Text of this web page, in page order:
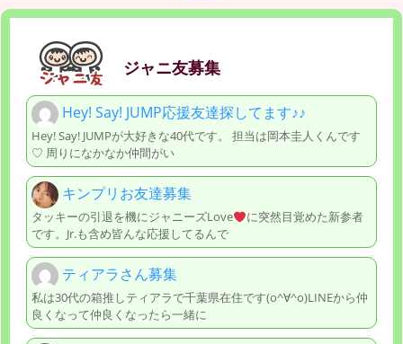
ジャニ友募集
Hey! Say! JUMP応援友達探してます♪♪
Hey! Say! JUMPが大好きな40代です。 担当は岡本圭人くんです
♡ 周りになかなか仲間がい
キンプリお友達募集
タッキーの引退を機にジャニーズLove
に突然目覚めた新参者
です。Jr.も含め皆んな応援してるんで
ティアラさん募集
私は30代の箱推しティアラで千葉県在住です(o^∀^o)LINEから仲
良くなって仲良くなったら一緒に